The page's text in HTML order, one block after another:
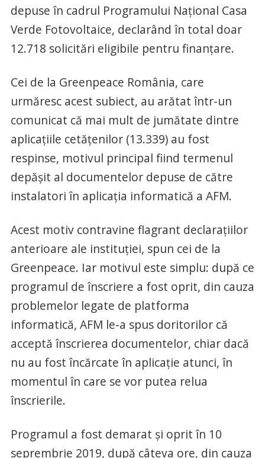
depuse în cadrul Programului Naţional Casa
Verde Fotovoltaice, declarând în total doar
12.718 solicitări eligibile pentru finanţare.
Cei de la Greenpeace România, care
urmăresc acest subiect, au arătat într-un
comunicat că mai mult de jumătate dintre
aplicațiile cetățenilor (13.339) au fost
respinse, motivul principal fiind termenul
depășit al documentelor depuse de către
instalatori în aplicația informatică a AFM.
Acest motiv contravine flagrant declarațiilor
anterioare ale instituției, spun cei de la
Greenpeace. Iar motivul este simplu: după ce
programul de înscriere a fost oprit, din cauza
problemelor legate de platforma
informatică, AFM le-a spus doritorilor că
acceptă înscrierea documentelor, chiar dacă
nu au fost încărcate în aplicație atunci, în
momentul în care se vor putea relua
înscrierile.
Programul a fost demarat și oprit în 10
seprembrie 2019, după câteva ore, din cauza